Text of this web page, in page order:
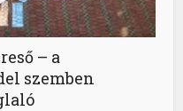
– a
szemben